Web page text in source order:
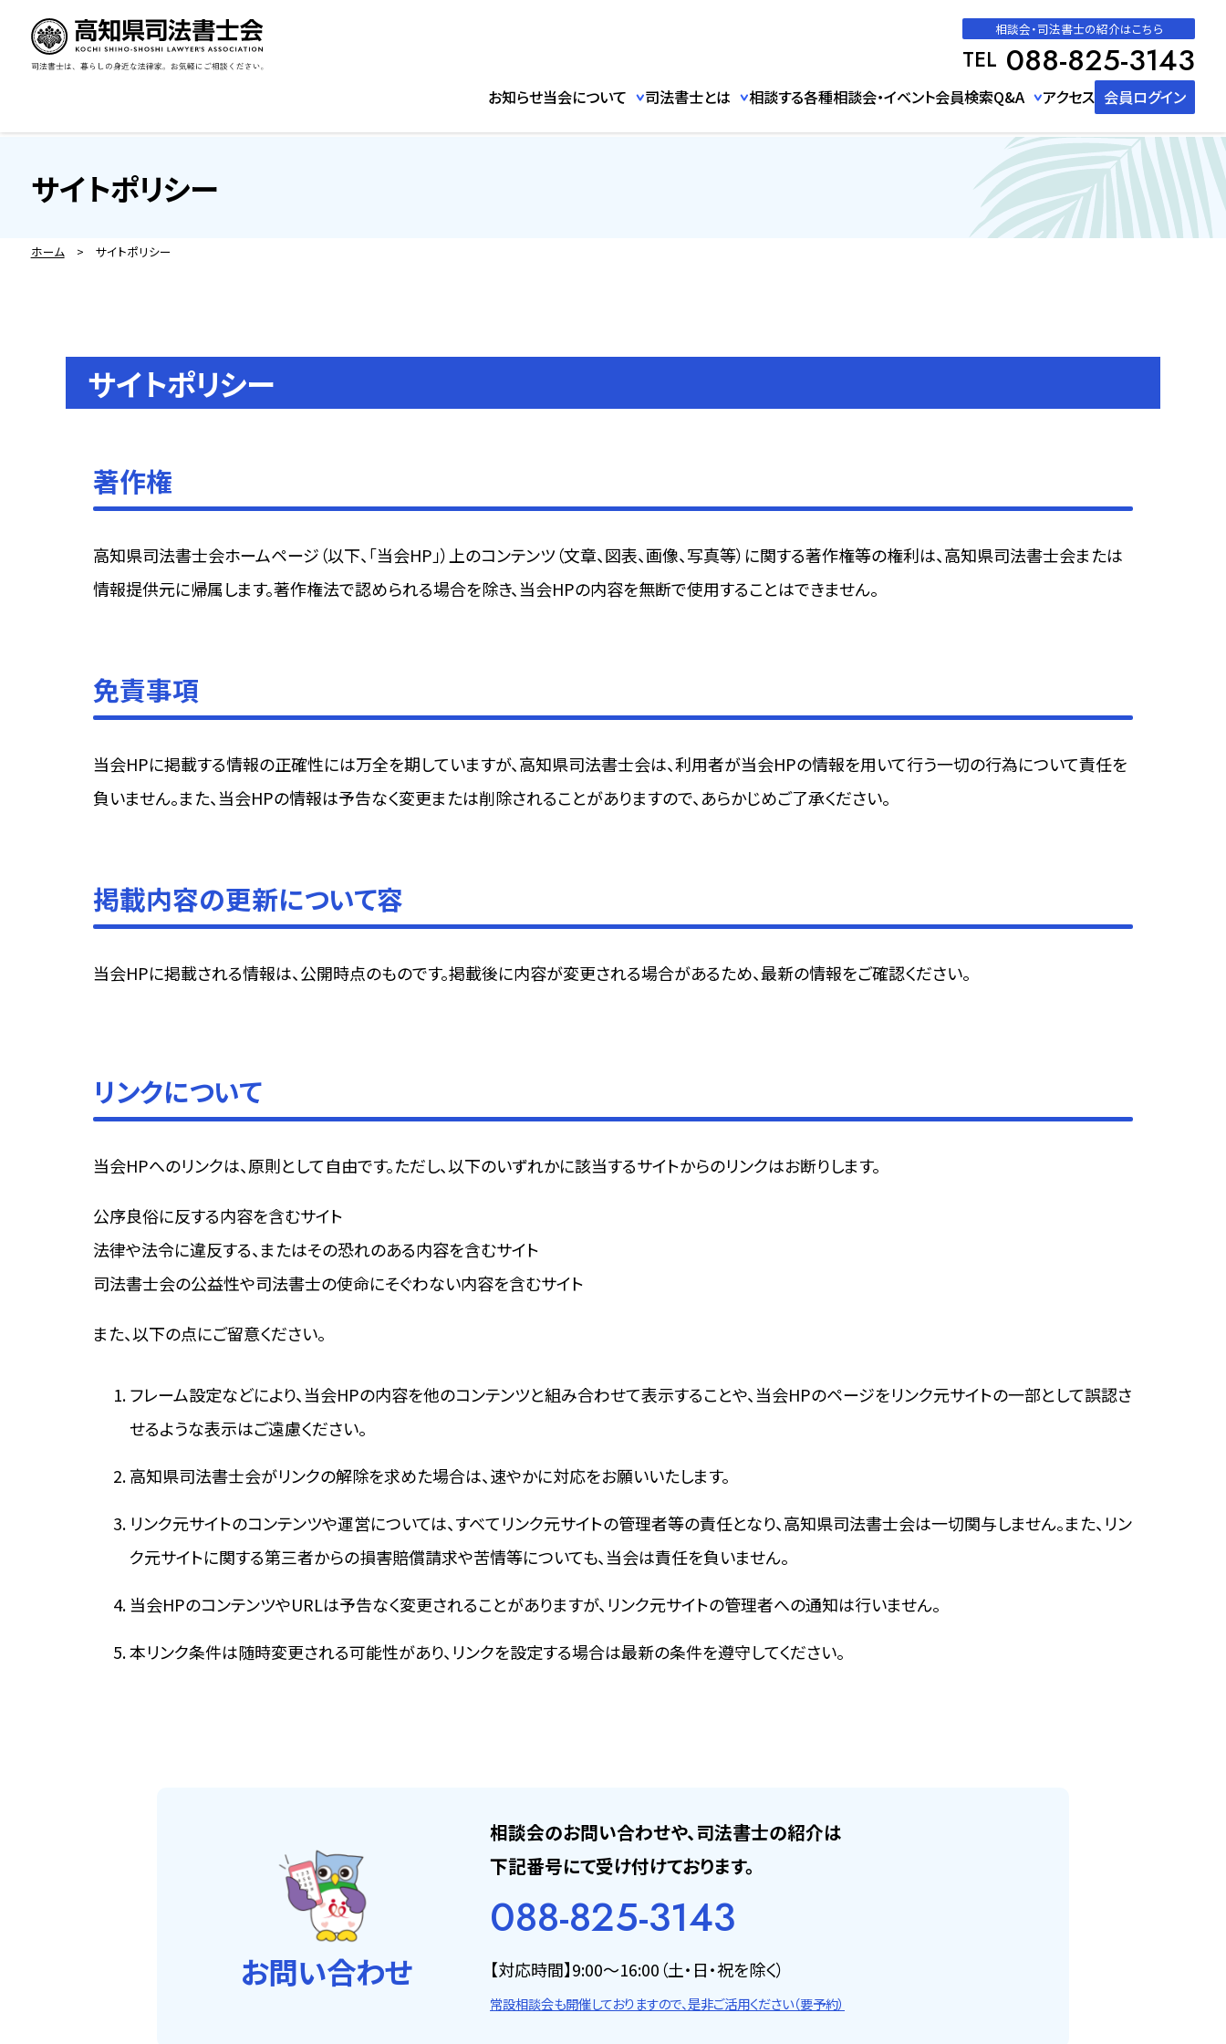
相談会・司法書士の紹介はこちら
088-825-3143
お知らせ当会について 司法書士とは 相談する各種相談会・イベント会員検索Q&A アクセス 会員ログイン
サイトポリシー
ホーム> サイトポリシー
サイトポリシー
著作権
高知県司法書士会ホームページ（以下、「当会HP」）上のコンテンツ（文章、図表、画像、写真等）に関する著作権等の権利は、高知県司法書士会または
情報提供元に帰属します。著作権法で認められる場合を除き、当会HPの内容を無断で使用することはできません。
免責事項
当会HPに掲載する情報の正確性には万全を期していますが、高知県司法書士会は、利用者が当会HPの情報を用いて行う一切の行為について責任を
負いません。また、当会HPの情報は予告なく変更または削除されることがありますので、あらかじめご了承ください。
掲載内容の更新について容
当会HPに掲載される情報は、公開時点のものです。掲載後に内容が変更される場合があるため、最新の情報をご確認ください。
リンクについて
当会HPへのリンクは、原則として自由です。ただし、以下のいずれかに該当するサイトからのリンクはお断りします。
公序良俗に反する内容を含むサイト
法律や法令に違反する、またはその恐れのある内容を含むサイト
司法書士会の公益性や司法書士の使命にそぐわない内容を含むサイト
また、以下の点にご留意ください。
フレーム設定などにより、当会HPの内容を他のコンテンツと組み合わせて表示することや、当会HPのページをリンク元サイトの一部として誤認さ
せるような表示はご遠慮ください。
高知県司法書士会がリンクの解除を求めた場合は、速やかに対応をお願いいたします。
リンク元サイトのコンテンツや運営については、すべてリンク元サイトの管理者等の責任となり、高知県司法書士会は一切関与しません。また、リン
ク元サイトに関する第三者からの損害賠償請求や苦情等についても、当会は責任を負いません。
当会HPのコンテンツやURLは予告なく変更されることがありますが、リンク元サイトの管理者への通知は行いません。
本リンク条件は随時変更される可能性があり、リンクを設定する場合は最新の条件を遵守してください。
お問い合わせ
相談会のお問い合わせや、司法書士の紹介は
下記番号にて受け付けております。
088-825-3143
【対応時間】9:00〜16:00（土・日・祝を除く）
常設相談会も開催しておりますので、是非ご活用ください（要予約）